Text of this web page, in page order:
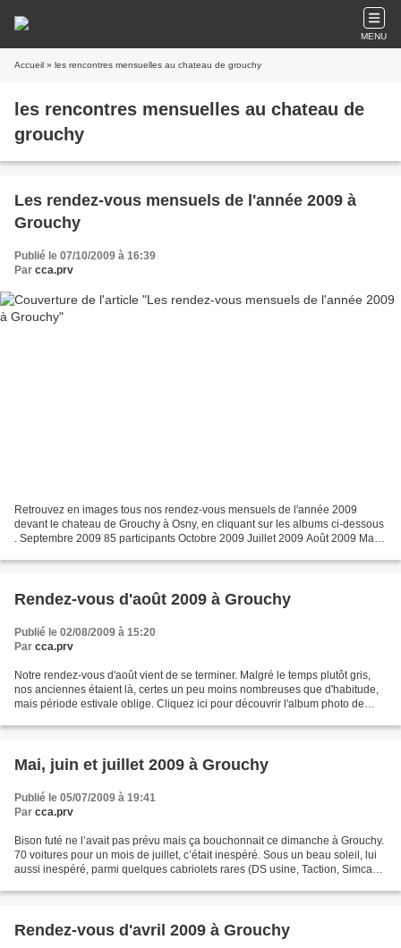
MENU
Accueil » les rencontres mensuelles au chateau de grouchy
les rencontres mensuelles au chateau de
grouchy
Les rendez-vous mensuels de l'année 2009 à
Grouchy
Publié le 07/10/2009 à 16:39
Par cca.prv
Retrouvez en images tous nos rendez-vous mensuels de l'année 2009
devant le chateau de Grouchy à Osny, en cliquant sur les albums ci-dessous
. Septembre 2009 85 participants Octobre 2009 Juillet 2009 Août 2009 Mai
Rendez-vous d'août 2009 à Grouchy
Publié le 02/08/2009 à 15:20
Par cca.prv
Notre rendez-vous d'août vient de se terminer. Malgré le temps plutôt gris,
nos anciennes étaient là, certes un peu moins nombreuses que d'habitude,
mais période estivale oblige. Cliquez ici pour découvrir l'album photo de
Mai, juin et juillet 2009 à Grouchy
Publié le 05/07/2009 à 19:41
Par cca.prv
Bison futé ne l’avait pas prévu mais ça bouchonnait ce dimanche à Grouchy.
70 voitures pour un mois de juillet, c’était inespéré. Sous un beau soleil, lui
aussi inespéré, parmi quelques cabriolets rares (DS usine, Taction, Simca
Rendez-vous d'avril 2009 à Grouchy